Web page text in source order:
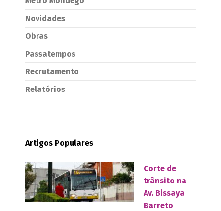
Novidades
Obras
Passatempos
Recrutamento
Relatórios
Artigos Populares
Corte de
trânsito na
Av. Bissaya
Barreto